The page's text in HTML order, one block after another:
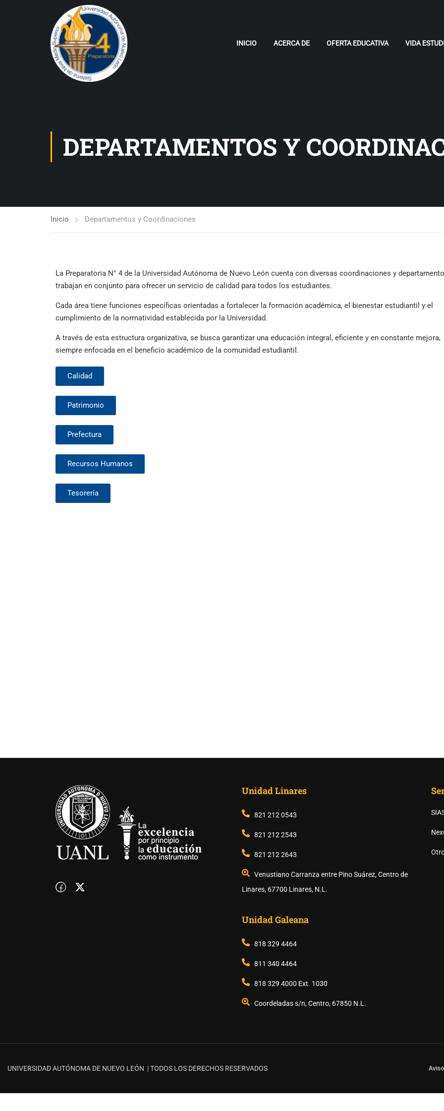
INICIO ACERCA DE OFERTA EDUCATIVA VIDA
DEPARTAMENTOS Y
Inicio Departamentos y Coordinaciones
La Preparatoria N° 4 de la Universidad Autónoma de Nuevo León cuenta con diversas coordinaciones y
trabajan en conjunto para ofrecer un servicio de calidad para todos los estudiantes.
Cada área tiene funciones específicas orientadas a fortalecer la formación académica, el bienestar estudiantil y el
cumplimiento de la normatividad establecida por la Universidad.
A través de esta estructura organizativa, se busca garantizar una educación integral, eficiente y en constante mejora,
siempre enfocada en el beneficio académico de la comunidad estudiantil.
Calidad
Patrimonio
Prefectura
Recursos Humanos
Tesorería
Unidad Linares
821 212 0543
821 212 2543
821 212 2643
Venustiano Carranza entre Pino Suárez, Centro de
Linares, 67700 Linares, N.L.
Unidad Galeana
818 329 4464
811 340 4464
818 329 4000 Ext. 1030
Coordeladas s/n, Centro, 67850 N.L.
UNIVERSIDAD AUTÓNOMA DE NUEVO LEÓN | TODOS LOS DERECHOS RESERVADOS
¿QUIERES SER PARTE DE LAS
REGISTRO DE ASPIRANTES